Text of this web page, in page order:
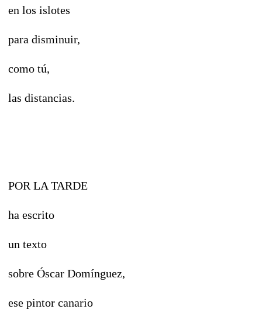
en los islotes
para disminuir,
como tú,
las distancias.
POR LA TARDE
ha escrito
un texto
sobre Óscar Domínguez,
ese pintor canario